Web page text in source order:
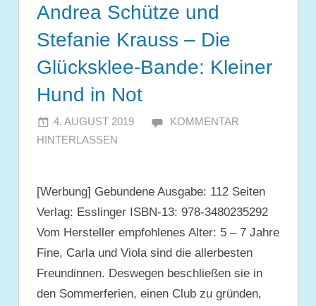
Andrea Schütze und
Stefanie Krauss – Die
Glücksklee-Bande: Kleiner
Hund in Not
4. AUGUST 2019 JULIA
KOMMENTAR
HINTERLASSEN
[Werbung] Gebundene Ausgabe: 112 Seiten
Verlag: Esslinger ISBN-13: 978-3480235292
Vom Hersteller empfohlenes Alter: 5 – 7 Jahre
Fine, Carla und Viola sind die allerbesten
Freundinnen. Deswegen beschließen sie in
den Sommerferien, einen Club zu gründen,